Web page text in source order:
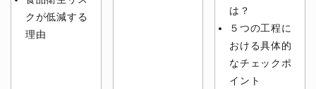
クが低減する
理由
は？
５つの工程に
おける具体的
なチェックポ
イント